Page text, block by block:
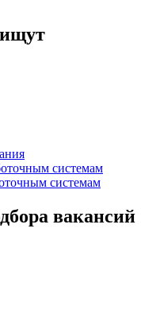
ищут
системам
системам
вакансий